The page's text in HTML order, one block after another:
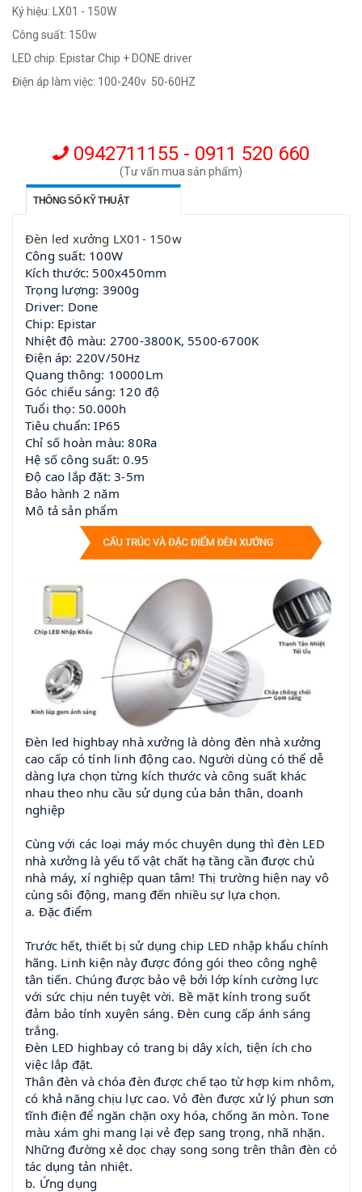
Ký hiệu: LX01 - 150W
Công suất: 150w
LED chip: Epistar Chip + DONE driver
Điện áp làm việc: 100-240v 50-60HZ
0942711155 - 0911 520 660
(Tư vấn mua sản phẩm)
THÔNG SỐ KỸ THUẬT
Đèn led xưởng LX01- 150w
Công suất: 100W
Kích thước: 500x450mm
Trọng lượng: 3900g
Driver: Done
Chip: Epistar
Nhiệt độ màu: 2700-3800K, 5500-6700K
Điện áp: 220V/50Hz
Quang thông: 10000Lm
Góc chiếu sáng: 120 độ
Tuổi thọ: 50.000h
Tiêu chuẩn: IP65
Chỉ số hoàn màu: 80Ra
Hệ số công suất: 0.95
Độ cao lắp đặt: 3-5m
Bảo hành 2 năm
Mô tả sản phẩm
Đèn led highbay nhà xưởng là dòng đèn nhà xưởng
cao cấp có tính linh động cao. Người dùng có thể dễ
dàng lựa chọn từng kích thước và công suất khác
nhau theo nhu cầu sử dụng của bản thân, doanh
nghiệp
Cùng với các loại máy móc chuyên dụng thì đèn LED
nhà xưởng là yếu tố vật chất hạ tầng cần được chủ
nhà máy, xí nghiệp quan tâm! Thị trường hiện nay vô
cùng sôi động, mang đến nhiều sự lựa chọn.
a. Đặc điểm
Trước hết, thiết bị sử dụng chip LED nhập khẩu chính
hãng. Linh kiện này được đóng gói theo công nghệ
tân tiến. Chúng được bảo vệ bởi lớp kính cường lực
với sức chịu nén tuyệt vời. Bề mặt kính trong suốt
đảm bảo tính xuyên sáng. Đèn cung cấp ánh sáng
trắng.
Đèn LED highbay có trang bị dây xích, tiện ích cho
việc lắp đặt.
Thân đèn và chóa đèn được chế tạo từ hợp kim nhôm,
có khả năng chịu lực cao. Vỏ đèn được xử lý phun sơn
tĩnh điện để ngăn chặn oxy hóa, chống ăn mòn. Tone
màu xám ghi mang lại vẻ đẹp sang trọng, nhã nhặn.
Những đường xẻ dọc chạy song song trên thân đèn có
tác dụng tản nhiệt.
b. Ứng dụng